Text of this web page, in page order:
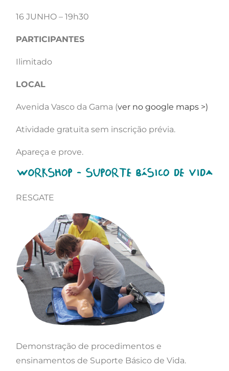
16 JUNHO – 19h30
PARTICIPANTES
Ilimitado​
LOCAL
Avenida Vasco da Gama (ver no google maps >)
Atividade gratuita sem inscrição prévia.
Apareça e prove.
RESGATE
Demonstração de procedimentos e
ensinamentos de Suporte Básico de Vida.